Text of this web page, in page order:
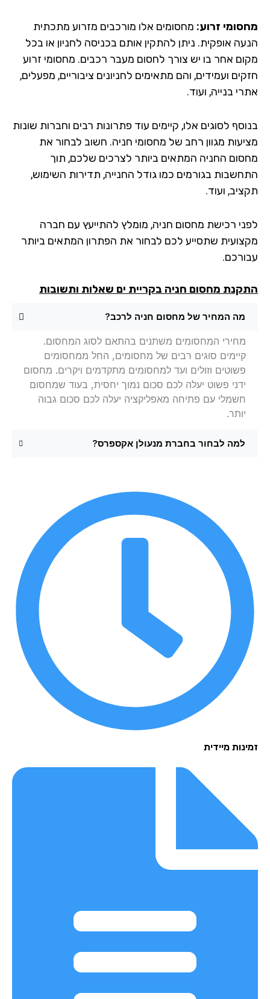
זרוע:מחסומים אלו מורכבים מזרוע מתכתית
אופקית. ניתן להתקין אותם בכניסה לחניון או בכל
אחר בו יש צורך לחסום מעבר רכבים. מחסומי זרוע
ועמידים, והם מתאימים לחניונים ציבוריים, מפעלים,
בנייה, ועוד.
לסוגים אלו, קיימים עוד פתרונות רבים וחברות שונות
מגוון רחב של מחסומי חניה. חשוב לבחור את
החניה המתאים ביותר לצרכים שלכם, תוך
בגורמים כמו גודל החנייה, תדירות השימוש,
ועוד.
רכישת מחסום חניה, מומלץ להתייעץ עם חברה
שתסייע לכם לבחור את הפתרון המתאים ביותר
מחסום חניהבקריית ים שאלות ותשובות
מה המחיר של מחסום חניה לרכב?
מחירי המחסומים משתנים בהתאם לסוג המחסום.
קיימים סוגים רבים של מחסומים, החל ממחסומים
פשוטים וזולים ועד למחסומים מתקדמים ויקרים. מחסום
ידני פשוט יעלה לכם סכום נמוך יחסית, בעוד שמחסום
חשמלי עם פתיחה מאפליקציה יעלה לכם סכום גבוה
למה לבחור בחברת מנעולן אקספרס?
מיידית